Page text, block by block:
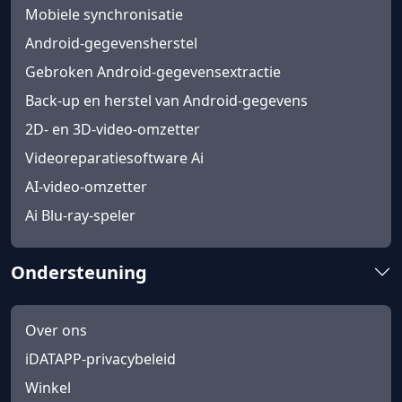
Mobiele synchronisatie
Android-gegevensherstel
Gebroken Android-gegevensextractie
Back-up en herstel van Android-gegevens
2D- en 3D-video-omzetter
Videoreparatiesoftware Ai
AI-video-omzetter
Ai Blu-ray-speler
Ondersteuning
Over ons
iDATAPP-privacybeleid
Winkel